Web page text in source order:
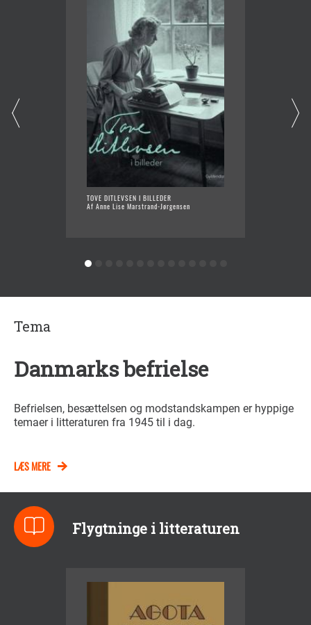
TOVE DITLEVSEN I BILLEDER
Af Anne Lise Marstrand-Jørgensen
Tema
Danmarks befrielse
Befrielsen, besættelsen og modstandskampen er hyppige
temaer i litteraturen fra 1945 til i dag.
LÆS MERE
Flygtninge i litteraturen